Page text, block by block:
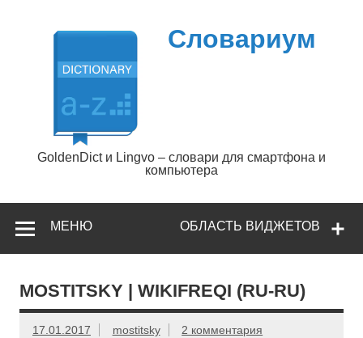
содержимому
Словариум
GoldenDict и Lingvo – словари для смартфона и
компьютера
ОБЛАСТЬ ВИДЖЕТОВ
МЕНЮ
MOSTITSKY | WIKIFREQI (RU-RU)
17.01.2017 mostitsky 2 комментария